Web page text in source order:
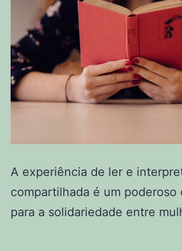
A experiência de ler e
compartilhada é um poderoso
para a solidariedade entre